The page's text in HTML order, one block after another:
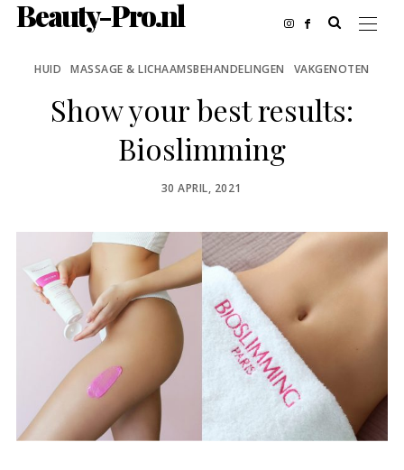
Beauty-Pro.nl
HUID MASSAGE & LICHAAMSBEHANDELINGEN VAKGENOTEN
Show your best results:
Bioslimming
POSTED
30 APRIL, 2021